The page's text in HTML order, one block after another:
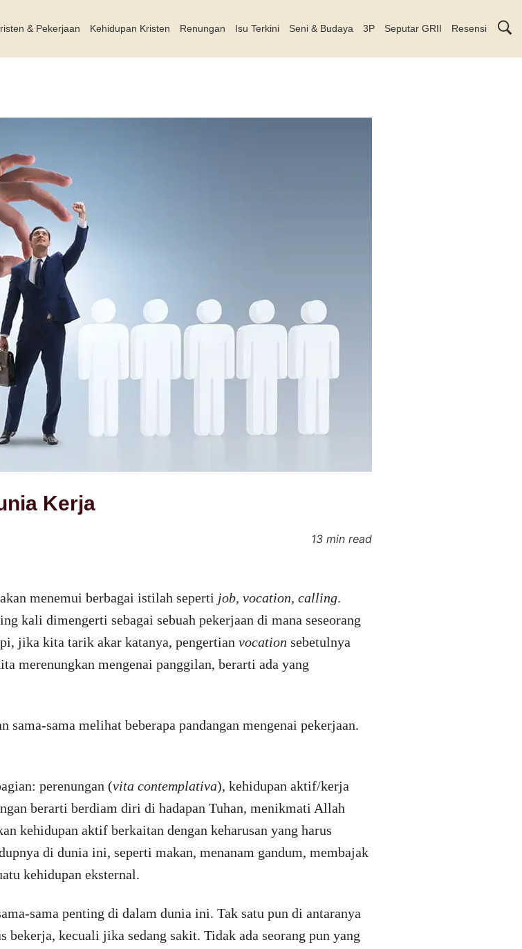
& Pekerjaan Kehidupan Kristen Renungan Isu Terkini Seni & Budaya 3P Seputar GRII Resensi
Kerja
13 min read
menemui berbagai istilah seperti job, vocation, calling.
kali dimengerti sebagai sebuah pekerjaan di mana seseorang
jika kita tarik akar katanya, pengertian vocation sebetulnya
merenungkan mengenai panggilan, berarti ada yang
sama melihat beberapa pandangan mengenai pekerjaan.
perenungan (vita contemplativa), kehidupan aktif/kerja
berarti berdiam diri di hadapan Tuhan, menikmati Allah
kehidupan aktif berkaitan dengan keharusan yang harus
di dunia ini, seperti makan, menanam gandum, membajak
kehidupan eksternal.
sama penting di dalam dunia ini. Tak satu pun di antaranya
bekerja, kecuali jika sedang sakit. Tidak ada seorang pun yang